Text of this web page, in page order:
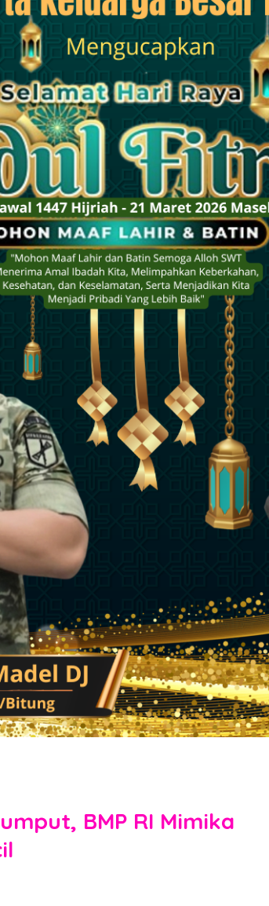
BMP RI Mimika